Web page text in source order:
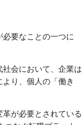
要なことの一つに
会において、企業は
り、個人の「働き
が必要とされている